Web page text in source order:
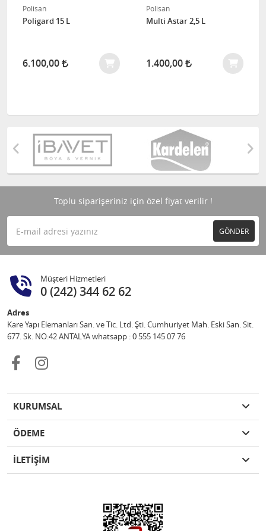
Polisan
Poligard 15 L
6.100,00
Polisan
Multi Astar 2,5 L
1.400,00
Toplu siparişeriniz için özel fiyat verilir !
GÖNDER
Müşteri Hizmetleri
0 (242) 344 62 62
Adres
Kare Yapı Elemanları San. ve Tic. Ltd. Şti. Cumhuriyet Mah. Eski San. Sit.
677. Sk. NO:42 ANTALYA whatsapp : 0 555 145 07 76
KURUMSAL
ÖDEME
İLETİŞİM